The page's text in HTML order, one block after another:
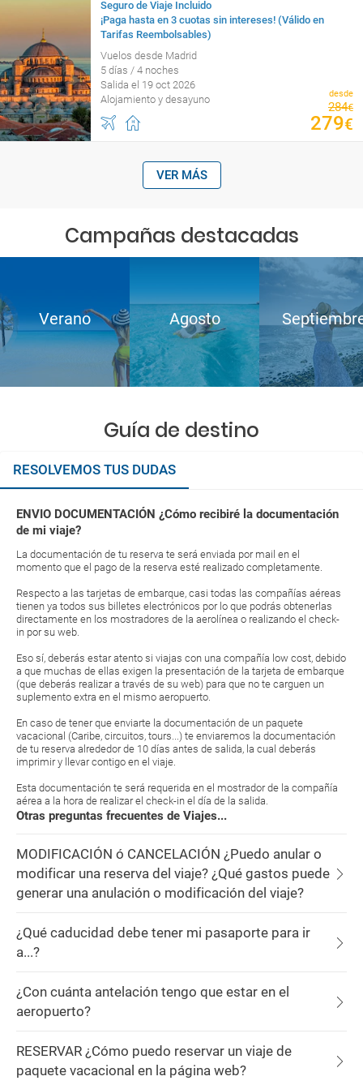
Seguro de Viaje Incluido
¡Paga hasta en 3 cuotas sin intereses! (Válido en
Tarifas Reembolsables)
Vuelos desde Madrid
5 días / 4 noches
Salida el 19 oct 2026
Alojamiento y desayuno
desde
284€
279€
VER MÁS
Campañas destacadas
Verano Agosto
Guía de destino
RESOLVEMOS TUS DUDAS
ENVIO DOCUMENTACIÓN ¿Cómo recibiré la documentación
de mi viaje?
La documentación de tu reserva te será enviada por mail en el
momento que el pago de la reserva esté realizado completamente.
Respecto a las tarjetas de embarque, casi todas las compañías aéreas
tienen ya todos sus billetes electrónicos por lo que podrás obtenerlas
directamente en los mostradores de la aerolínea o realizando el check-
in por su web.
Eso sí, deberás estar atento si viajas con una compañía low cost, debido
a que muchas de ellas exigen la presentación de la tarjeta de embarque
(que deberás realizar a través de su web) para que no te carguen un
suplemento extra en el mismo aeropuerto.
En caso de tener que enviarte la documentación de un paquete
vacacional (Caribe, circuitos, tours...) te enviaremos la documentación
de tu reserva alrededor de 10 días antes de salida, la cual deberás
imprimir y llevar contigo en el viaje.
Esta documentación te será requerida en el mostrador de la compañía
aérea a la hora de realizar el check-in el día de la salida.
Otras preguntas frecuentes de Viajes...
MODIFICACIÓN ó CANCELACIÓN ¿Puedo anular o
modificar una reserva del viaje? ¿Qué gastos puede
generar una anulación o modificación del viaje?
¿Qué caducidad debe tener mi pasaporte para ir
a...?
¿Con cuánta antelación tengo que estar en el
aeropuerto?
RESERVAR ¿Cómo puedo reservar un viaje de
paquete vacacional en la página web?